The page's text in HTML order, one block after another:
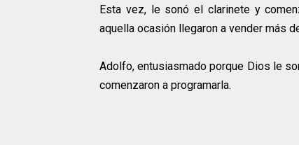
Esta vez, le sonó el clarinete y
aquella ocasión llegaron a vender más
Adolfo, entusiasmado porque Dios le
comenzaron a programarla.